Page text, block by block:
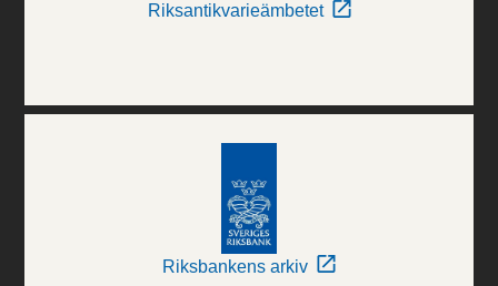
Riksantikvarieämbetet
Riksbankens arkiv